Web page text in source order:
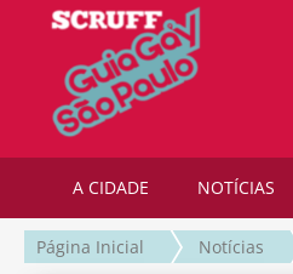
A CIDADE NOTÍCIAS
Página Inicial Notícias